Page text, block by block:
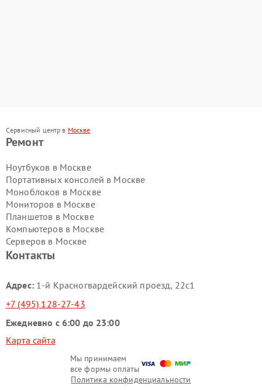
Сервисный центр в Москве
Мы принимаем
все формы оплаты
Ремонт
Ноутбуков в Москве
Портативных консолей в Москве
Моноблоков в Москве
Мониторов в Москве
Планшетов в Москве
Компьютеров в Москве
Серверов в Москве
Контакты
Адрес: 1-й Красногвардейский проезд, 22с1
+7 (495) 128-27-43
Ежедневно с 6:00 до 23:00
Карта сайта
Политика конфиденциальности